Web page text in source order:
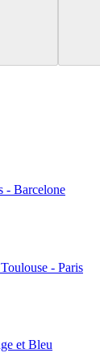
- Barcelone
- Paris
et Bleu